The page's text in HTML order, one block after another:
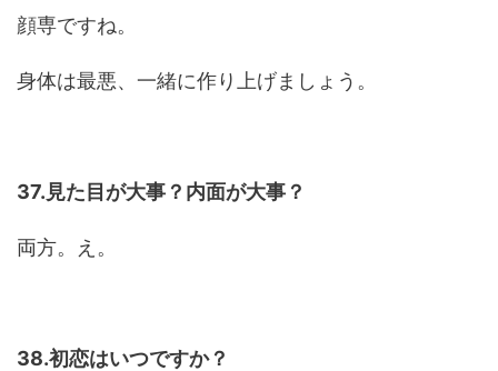
顔専ですね。
身体は最悪、一緒に作り上げましょう。
37.見た目が大事？内面が大事？
両方。え。
38.初恋はいつですか？